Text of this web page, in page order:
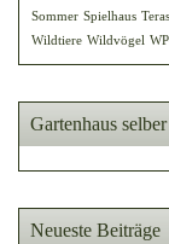
Sommer Spielhaus
Wildtiere Wildvögel
Gartenhaus
Neueste Beiträge